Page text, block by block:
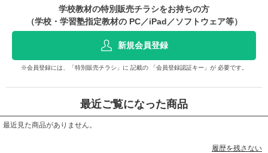
学校教材の特別販売チラシをお持ちの方
（学校・学習塾指定教材の PC／iPad／ソフトウェア等）
新規会員登録
※会員登録には、「特別販売チラシ」に 記載の 「会員登録認証キー」が 必要です。
最近ご覧になった商品
最近見た商品がありません。
履歴を残さない